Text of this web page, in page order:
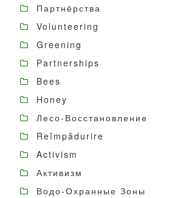
Партнёрства
Volunteering
Greening
Partnerships
Bees
Honey
Лесо-Восстановление
Reîmpădurire
Activism
Активизм
Водо-Охранные Зоны